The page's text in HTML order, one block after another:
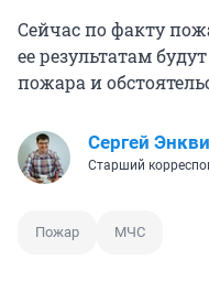
Сейчас по факту
ее результатам
пожара и
Сергей
Старший
Пожар МЧС